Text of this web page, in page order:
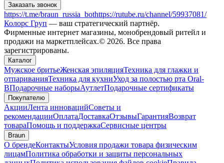
Заказать звонок
https://t.me/braun_russia_bothttps://rutube.ru/channel/59937081/
Колорс Груп — ваш стратегический партнёр.
Фирменные интернет магазины, монобрендовый ритейл и
продажи на маркетплейсах.© 2026. Все права
зарегистрированы.
Каталог
Мужское бритьеЖенская эпиляцияТехника для глажки и
отпариванияТехника для кухниУход за полостью рта Oral-
BПодарочные наборыАутлетПодарочные сертификаты
Покупателю
АкцииЛента инновацийСоветы и
рекомендацииОплатаДоставкаОтзывыГарантияВозврат
товараПомощь и поддержкаСервисные центры
Braun
О брендеКонтактыУсловия продажи товара физическим
лицамПолитика обработки и защиты персональных